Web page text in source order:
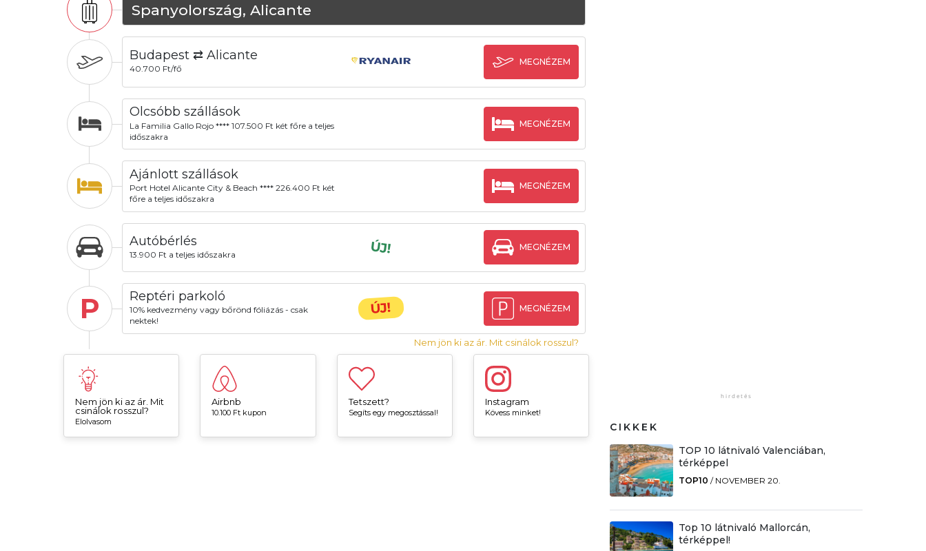
Spanyolország, Alicante
Budapest ⇄ Alicante
40.700 Ft/fő
MEGNÉZEM
Olcsóbb szállások
La Familia Gallo Rojo **** 107.500 Ft két főre a teljes
időszakra
MEGNÉZEM
Ajánlott szállások
Port Hotel Alicante City & Beach **** 226.400 Ft két
főre a teljes időszakra
MEGNÉZEM
Autóbérlés
13.900 Ft a teljes időszakra ÚJ! MEGNÉZEM
P Reptéri parkoló
10% kedvezmény vagy bőrönd fóliázás - csak
nektek!
ÚJ! MEGNÉZEM
Nem jön ki az ár. Mit csinálok rosszul?
Nem jön ki az ár. Mit
csinálok rosszul?
Elolvasom
Airbnb
10.100 Ft kupon
Tetszett?
Segíts egy megosztással!
Instagram
Kövess minket!
CIKKEK
TOP 10 látnivaló Valenciában,
térképpel
TOP10 / NOVEMBER 20.
Top 10 látnivaló Mallorcán,
térképpel!